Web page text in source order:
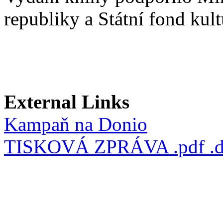
republiky a Státní fond
External Links
Kampaň na Donio
TISKOVÁ ZPRÁVA .pdf